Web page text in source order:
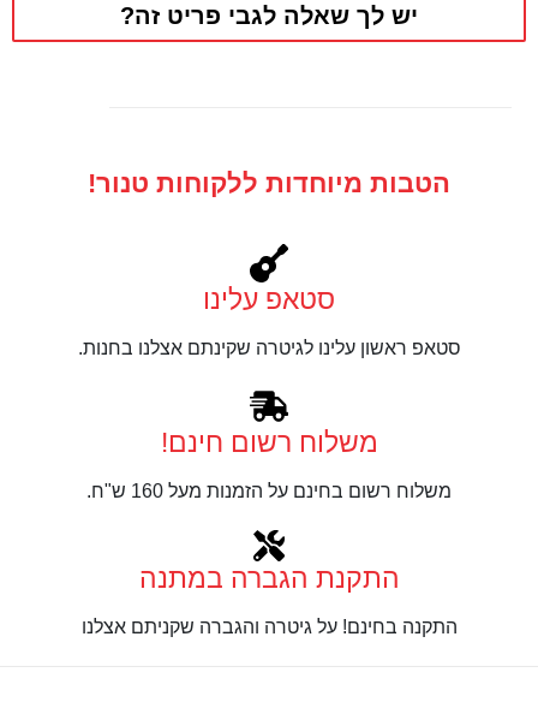
יש לך שאלה לגבי פריט זה?
הטבות מיוחדות ללקוחות טנור!
סטאפ עלינו
סטאפ ראשון עלינו לגיטרה שקינתם אצלנו בחנות.
משלוח רשום חינם!
משלוח רשום בחינם על הזמנות מעל 160 ש"ח.
התקנת הגברה במתנה
התקנה בחינם! על גיטרה והגברה שקניתם אצלנו